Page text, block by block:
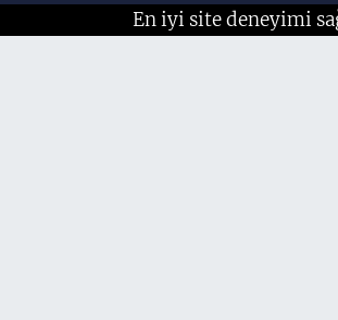
En iyi site deneyimi